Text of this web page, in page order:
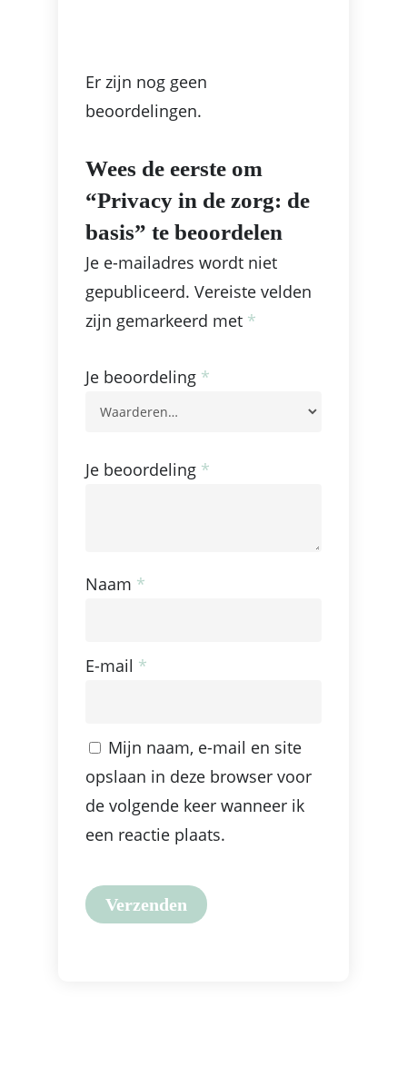
Er zijn nog geen
beoordelingen.
Wees de eerste om
“Privacy in de zorg: de
basis” te beoordelen
Je e-mailadres wordt niet
gepubliceerd. Vereiste velden
zijn gemarkeerd met *
Je beoordeling *
Je beoordeling *
Naam *
E-mail *
Mijn naam, e-mail en site
opslaan in deze browser voor
de volgende keer wanneer ik
een reactie plaats.